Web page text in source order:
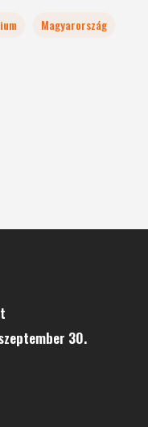
Magyarország
30.